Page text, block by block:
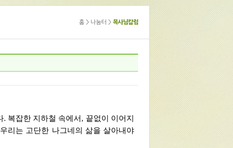
홈 > 나눔터 > 목사님칼럼